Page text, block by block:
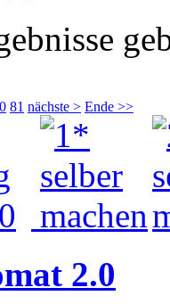
81 nächste > Ende >>
2.0